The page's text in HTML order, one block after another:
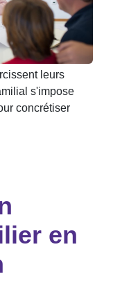
leurs
s'impose
concrétiser
en